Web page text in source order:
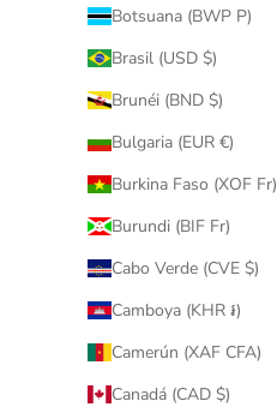
Botsuana (BWP P)
Brasil (USD $)
Brunéi (BND $)
Bulgaria (EUR €)
Burkina Faso (XOF Fr)
Burundi (BIF Fr)
Cabo Verde (CVE $)
Camboya (KHR ៛)
Camerún (XAF CFA)
Canadá (CAD $)